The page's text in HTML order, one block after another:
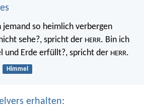
jemand so heimlich verbergen
sehe?, spricht der HERR. Bin ich
und Erde erfüllt?, spricht der HERR.
Himmel
erhalten: